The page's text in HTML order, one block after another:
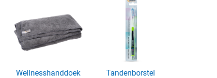
Wellnesshanddoek
Tandenborstel